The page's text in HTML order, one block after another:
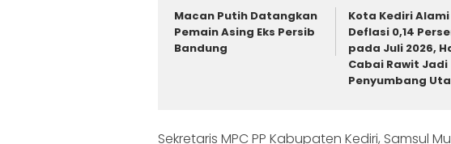
Macan Putih Datangkan
Pemain Asing Eks Persib
Bandung
Kota Kediri Alami
Deflasi 0,14
pada Juli 2026,
Cabai Rawit Jadi
Penyumbang
Sekretaris MPC PP Kabupaten Kediri, Samsul